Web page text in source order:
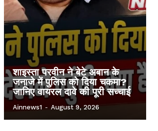
शाइस्ता परवीन ने बेटे अबान के
जनाजे में पुलिस को दिया चकमा?
जानिए वायरल दावे की पूरी सच्चाई
Ainnews1 - August 9, 2026